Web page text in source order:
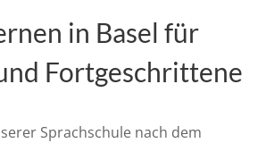
in Basel für
Fortgeschrittene
Sprachschule nach dem